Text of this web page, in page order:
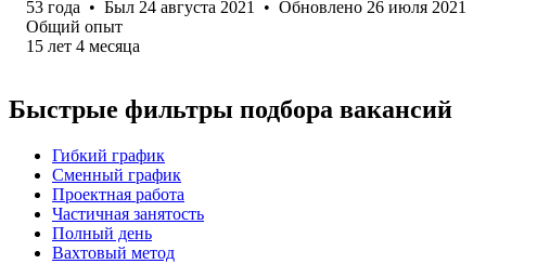
53 года • Был 24 августа 2021 • Обновлено 26 июля 2021
Общий опыт
15 лет 4 месяца
Быстрые фильтры подбора вакансий
Гибкий график
Сменный график
Проектная работа
Частичная занятость
Полный день
Вахтовый метод